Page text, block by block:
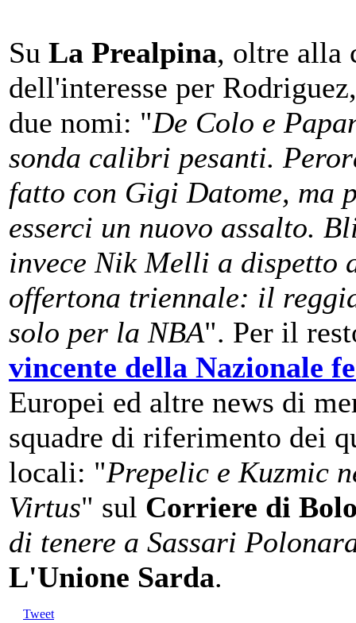
Su La Prealpina, oltre alla
dell'interesse per
due nomi: "De Colo e
sonda calibri pesanti.
fatto con Gigi Datome, ma
esserci un nuovo assalto.
invece Nik Melli a dispetto
offertona triennale: il
solo per la NBA". Per il
vincente della Nazionale
Europei ed altre news di
squadre di riferimento dei
locali: "Prepelic e Kuzmic
Virtus" sul Corriere di
di tenere a Sassari
L'Unione Sarda.
Tweet